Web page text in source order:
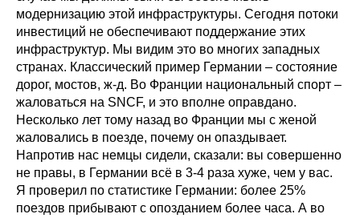
модернизацию этой инфраструктуры. Сегодня потоки
инвестиций не обеспечивают поддержание этих
инфраструктур. Мы видим это во многих западных
странах. Классический пример Германии – состояние
дорог, мостов, ж-д. Во Франции национальный спорт –
жаловаться на SNCF, и это вполне оправдано.
Несколько лет тому назад во Франции мы с женой
жаловались в поезде, почему он опаздывает.
Напротив нас немцы сидели, сказали: вы совершенно
не правы, в Германии всё в 3-4 раза хуже, чем у вас.
Я проверил по статистике Германии: более 25%
поездов прибывают с опозданием более часа. А во